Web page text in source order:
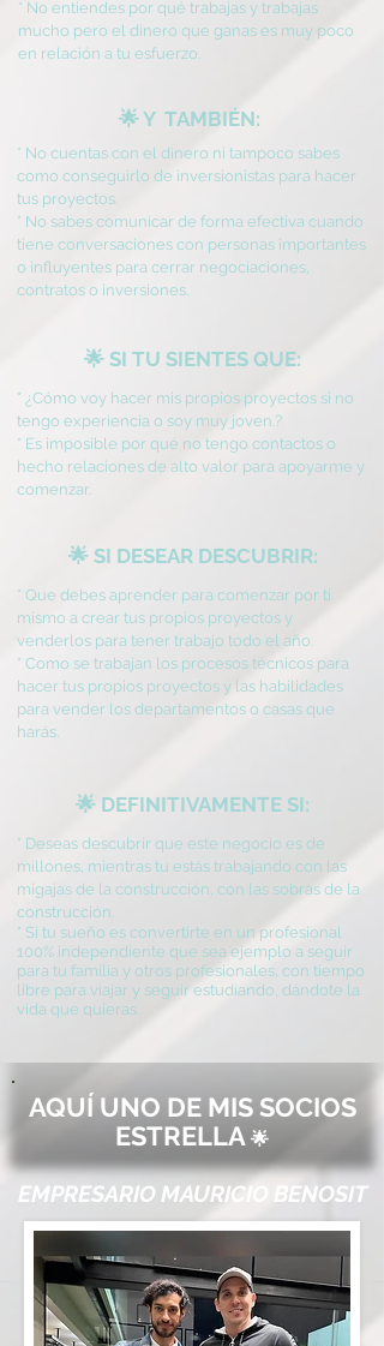
* No entiendes por qué trabajas y trabajas
mucho pero el dinero que ganas es muy poco
en relación a tu esfuerzo.
🌟 Y TAMBIÉN:
* No cuentas con el dinero ni tampoco sabes
como conseguirlo de inversionistas para hacer
tus proyectos.
* No sabes comunicar de forma efectiva cuando
tiene conversaciones con personas importantes
o influyentes para cerrar negociaciones,
contratos o inversiones.
🌟 SI TU SIENTES QUE:
* ¿Cómo voy hacer mis propios proyectos si no
tengo experiencia o soy muy joven.?
* Es imposible por qué no tengo contactos o
hecho relaciones de alto valor para apoyarme y
comenzar.
🌟 SI DESEAR DESCUBRIR:
* Que debes aprender para comenzar por ti
mismo a crear tus propios proyectos y
venderlos para tener trabajo todo el año.
* Como se trabajan los procesos técnicos para
hacer tus propios proyectos y las habilidades
para vender los departamentos o casas que
harás.
🌟 DEFINITIVAMENTE SI:
* Deseas descubrir que este negocio es de
millones, mientras tu estás trabajando con las
migajas de la construcción, con las sobras de la
construcción.
* Si tu sueño es convertirte en un profesional
100% independiente que sea ejemplo a seguir
para tu familia y otros profesionales, con tiempo
libre para viajar y seguir estudiando, dándote la
vida que quieras.
AQUÍ UNO DE MIS SOCIOS
ESTRELLA 🌟
EMPRESARIO MAURICIO BENOSIT